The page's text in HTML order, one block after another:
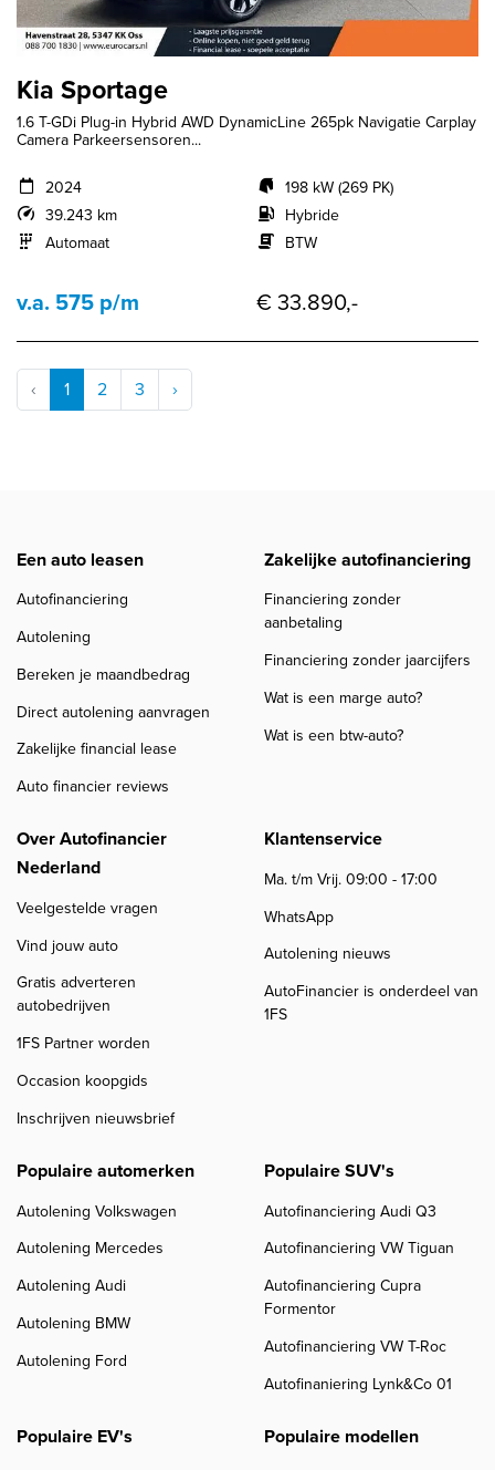
Kia Sportage
1.6 T-GDi Plug-in Hybrid AWD DynamicLine 265pk Navigatie Carplay
Camera Parkeersensoren...
2024
39.243 km
Automaat
198 kW (269 PK)
Hybride
BTW
v.a. 575 p/m € 33.890,-
‹ 1 2 3 ›
Een auto leasen
Autofinanciering
Autolening
Bereken je maandbedrag
Direct autolening aanvragen
Zakelijke financial lease
Auto financier reviews
Zakelijke autofinanciering
Financiering zonder
aanbetaling
Financiering zonder jaarcijfers
Wat is een marge auto?
Wat is een btw-auto?
Over Autofinancier
Nederland
Veelgestelde vragen
Vind jouw auto
Gratis adverteren
autobedrijven
1FS Partner worden
Occasion koopgids
Inschrijven nieuwsbrief
Klantenservice
Ma. t/m Vrij. 09:00 - 17:00
WhatsApp
Autolening nieuws
AutoFinancier is onderdeel van
1FS
Populaire automerken
Autolening Volkswagen
Autolening Mercedes
Autolening Audi
Autolening BMW
Autolening Ford
Populaire SUV's
Autofinanciering Audi Q3
Autofinanciering VW Tiguan
Autofinanciering Cupra
Formentor
Autofinanciering VW T-Roc
Autofinaniering Lynk&Co 01
Populaire EV's Populaire modellen